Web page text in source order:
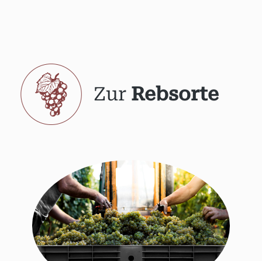
Zur Rebsorte